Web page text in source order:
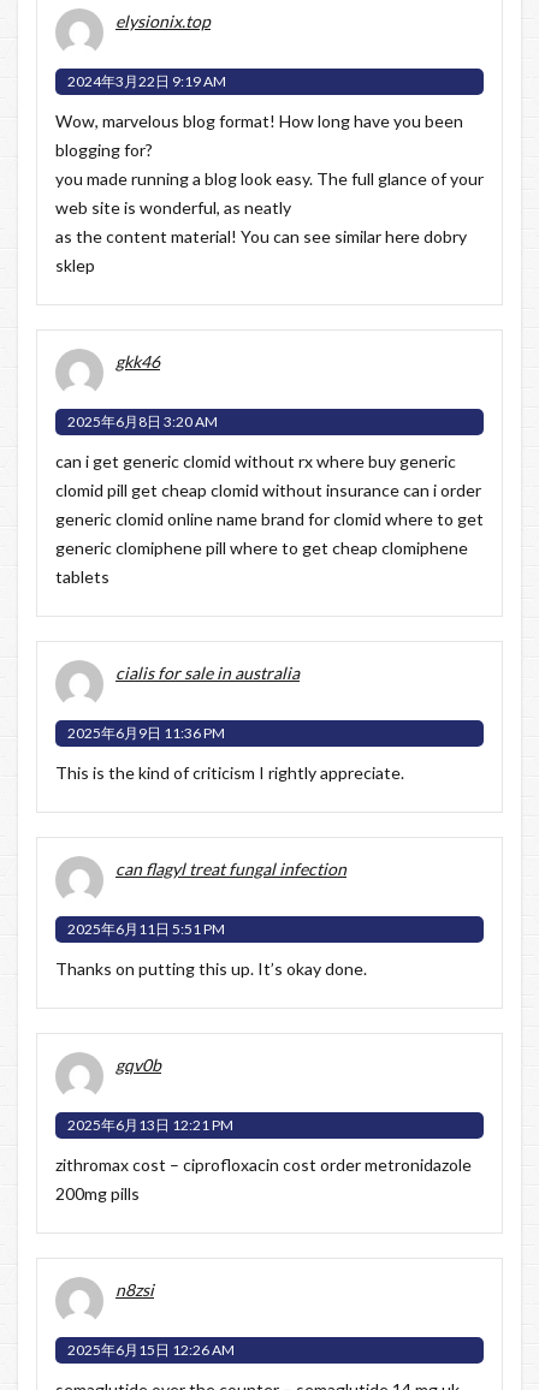
elysionix.top
2024年3月22日 9:19 AM
Wow, marvelous blog format! How long have you been
blogging for?
you made running a blog look easy. The full glance of your
web site is wonderful, as neatly
as the content material! You can see similar heredobry
sklep
gkk46
2025年6月8日 3:20 AM
can i get generic clomid without rx where buy generic
clomid pill get cheap clomid without insurancecan i order
generic clomid onlinename brand for clomid where to get
generic clomiphene pill where to get cheap clomiphene
tablets
cialis for sale in australia
2025年6月9日 11:36 PM
This is the kind of criticism I rightly appreciate.
can flagyl treat fungal infection
2025年6月11日 5:51 PM
Thanks on putting this up. It’s okay done.
gqv0b
2025年6月13日 12:21 PM
zithromax cost – ciprofloxacin cost order metronidazole
200mg pills
n8zsi
2025年6月15日 12:26 AM